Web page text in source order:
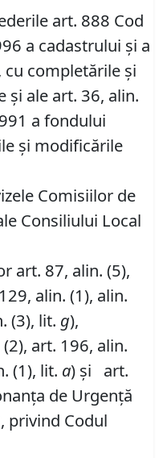
art. 888 Cod
a cadastrului și a
completările și
ale art. 36, alin.
a fondului
și modificările
Comisiilor de
Consiliului Local
art. 87, alin. (5),
alin. (1), alin.
(3), lit. g),
art. 196, alin.
(1), lit. a) și art.
de Urgență
privind Codul